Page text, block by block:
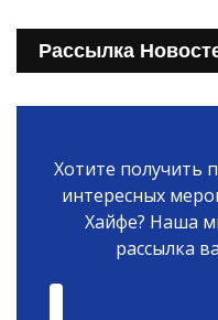
Рассылка
Хотите получить
интересных
Хайфе? Наша
рассылка